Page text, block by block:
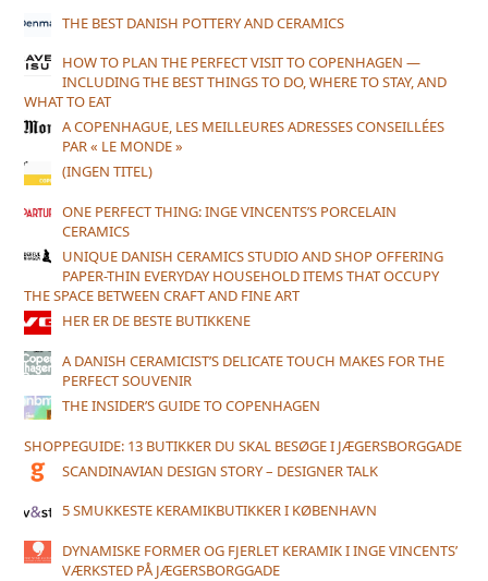
THE BEST DANISH POTTERY AND CERAMICS
HOW TO PLAN THE PERFECT VISIT TO COPENHAGEN —
INCLUDING THE BEST THINGS TO DO, WHERE TO STAY, AND
WHAT TO EAT
A COPENHAGUE, LES MEILLEURES ADRESSES CONSEILLÉES
PAR « LE MONDE »
(INGEN TITEL)
ONE PERFECT THING: INGE VINCENTS’S PORCELAIN
CERAMICS
UNIQUE DANISH CERAMICS STUDIO AND SHOP OFFERING
PAPER-THIN EVERYDAY HOUSEHOLD ITEMS THAT OCCUPY
THE SPACE BETWEEN CRAFT AND FINE ART
HER ER DE BESTE BUTIKKENE
A DANISH CERAMICIST’S DELICATE TOUCH MAKES FOR THE
PERFECT SOUVENIR
THE INSIDER’S GUIDE TO COPENHAGEN
SHOPPEGUIDE: 13 BUTIKKER DU SKAL BESØGE I JÆGERSBORGGADE
SCANDINAVIAN DESIGN STORY – DESIGNER TALK
5 SMUKKESTE KERAMIKBUTIKKER I KØBENHAVN
DYNAMISKE FORMER OG FJERLET KERAMIK I INGE VINCENTS’
VÆRKSTED PÅ JÆGERSBORGGADE